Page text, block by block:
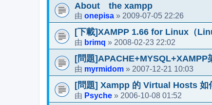
About the xampp
由 onepisa » 2009-07-05 22:26
[下載]XAMPP 1.66 for Linux（
由 brimq » 2008-02-23 22:02
[問題]APACHE+MYSQL+XAMPP
由 myrmidom » 2007-12-21 10:03
[問題] Xampp 的 Virtual Hosts 如
由 Psyche » 2006-10-08 01:52